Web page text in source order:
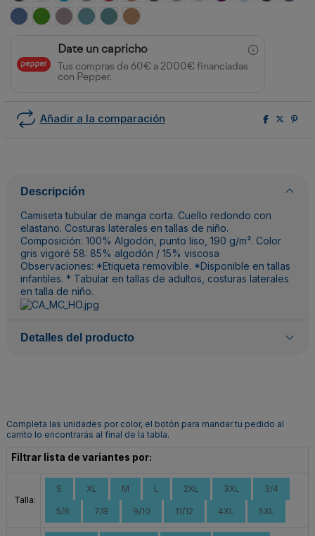
AZUL RIVIERA
VERDE GRASS
LAVANDAAZUL LAVADO
AZUL DUSTYNARANJA GREEK
Date un capricho
Tus compras de 60€ a 2000€ financiadas
con Pepper.
Añadir a la comparación
Descripción
Camiseta tubular de manga corta. Cuello redondo con
elastano. Costuras laterales en tallas de niño.
Composición: 100% Algodón, punto liso, 190 g/m². Color
gris vigoré 58: 85% algodón / 15% viscosa
Observaciones: *Etiqueta removible. *Disponible en tallas
infantiles. * Tabular en tallas de adultos, costuras laterales
en talla de niño.
Detalles del producto
Completa las unidades por color, el botón para mandar tu pedido al
carrito lo encontrarás al final de la tabla.
Filtrar lista de variantes por:
Talla:
S XL M L 2XL 3XL 3/4
5/6 7/8 9/10 11/12 4XL 5XL